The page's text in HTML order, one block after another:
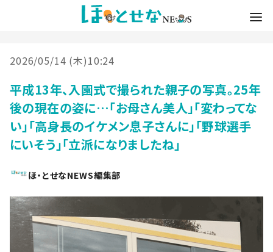
2026/05/14 (木)10:24
平成13年、入園式で撮られた親子の写真。25年
後の現在の姿に…「お母さん美人」「変わってな
い」「高身長のイケメン息子さんに」「野球選手
にいそう」「立派になりましたね」
ほ・とせなNEWS編集部